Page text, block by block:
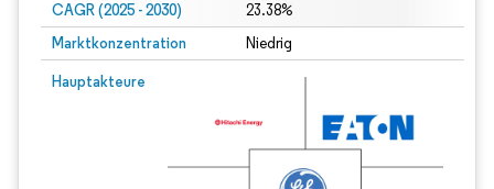
CAGR (2025 - 2030) 23.38%
Marktkonzentration Niedrig
Hauptakteure